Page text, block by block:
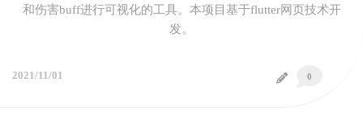
和伤害buff进行可视化的工具。本项目基于flutter网页技术开
发。
0
2021/11/01